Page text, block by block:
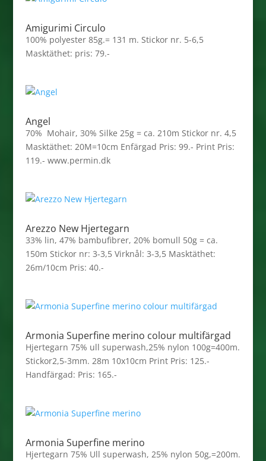
Amigurimi Circulo
100% polyester 85g.= 131 m. Stickor nr. 5-6,5
Masktäthet: pris: 79.-
Angel
70% Mohair, 30% Silke 25g = ca. 210m Stickor nr. 4,5
Masktäthet: 20M=10cm Enfärgad Pris: 99.- Print Pris:
119.- www.permin.dk
Arezzo New Hjertegarn
33% lin, 47% bambufibrer, 20% bomull 50g = ca.
150m Stickor nr: 3-3,5 Virknål: 3-3,5 Masktäthet:
26m/10cm Pris: 40.-
Armonia Superfine merino colour multifärgad
Hjertegarn 75% ull superwash,25% nylon 100g=400m.
Stickor2,5-3mm. 28m 10x10cm Print Pris: 125.-
Handfärgad: Pris: 165.-
Armonia Superfine merino
Hjertegarn 75% Ull superwash, 25% nylon 50g,=200m.